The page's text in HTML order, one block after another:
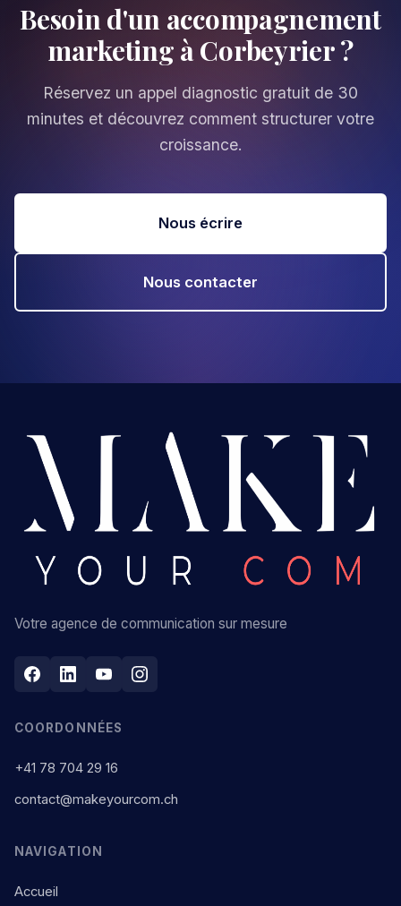
Besoin d'un accompagnement
marketing à Corbeyrier ?
Réservez un appel diagnostic gratuit de 30
minutes et découvrez comment structurer votre
croissance.
Nous écrire
Nous contacter
Votre agence de communication sur mesure
COORDONNÉES
+41 78 704 29 16
contact@makeyourcom.ch
NAVIGATION
Accueil